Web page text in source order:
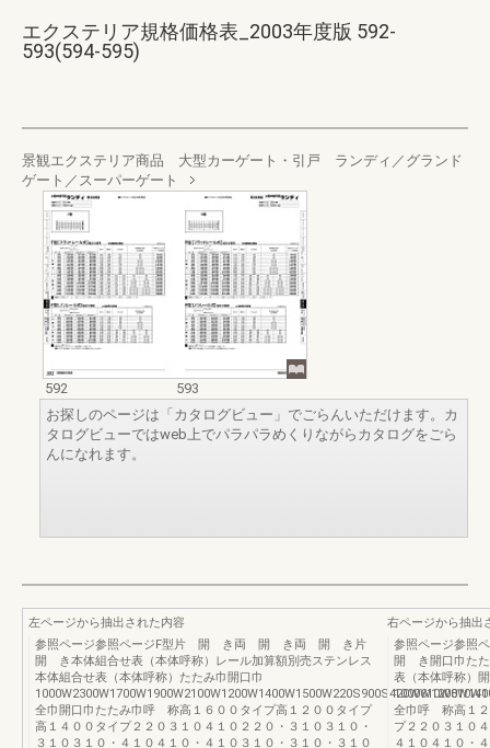
エクステリア規格価格表_2003年度版 592-
593(594-595)
景観エクステリア商品 大型カーゲート・引戸 ランディ／グランド
ゲート／スーパーゲート
592
593
お探しのページは「カタログビュー」でごらんいただけます。カ
タログビューではweb上でパラパラめくりながらカタログをごら
んになれます。
左ページから抽出された内容
参照ページ参照ページF型片 開 き両 開 き両 開 き片
開 き本体組合せ表（本体呼称）レール加算額別売ステンレス
本体組合せ表（本体呼称）たたみ巾開口巾
全巾開口巾たたみ巾呼 称高１６００タイプ高１２００タイプ
高１４００タイプ２２０３１０４１０２２０・３１０３１０・
３１０３１０・４１０４１０・４１０３１０・３１０・３１０
右ページから抽出
参照ページ参
開 き開口巾たた
表（本体呼称）
全巾呼 称高１２
プ２２０３１０
４１０４１０・